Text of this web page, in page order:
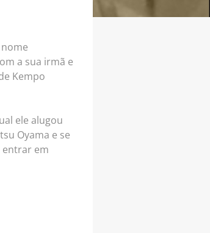
a sua irmã e
Kempo
ele alugou
Oyama e se
entrar em